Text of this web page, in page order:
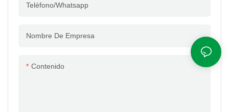
Teléfono/whatsapp
Nombre De Empresa
Contenido